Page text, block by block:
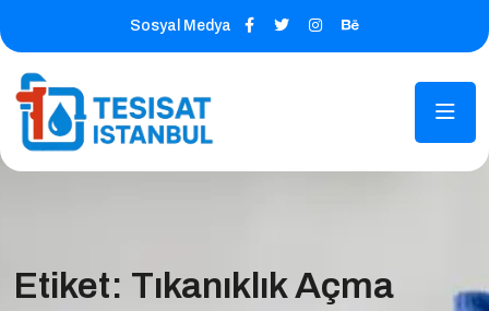
Sosyal Medya
Etiket: Tıkanıklık Açma